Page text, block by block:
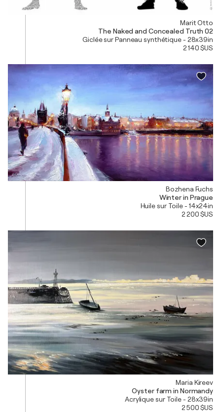
Marit Otto
The Naked and Concealed Truth 02
Giclée sur Panneau synthétique - 28x39in
2 140 $US
Bozhena Fuchs
Winter in Prague
Huile sur Toile - 14x24in
2 200 $US
Maria Kireev
Oyster farm in Normandy
Acrylique sur Toile - 28x39in
2 500 $US